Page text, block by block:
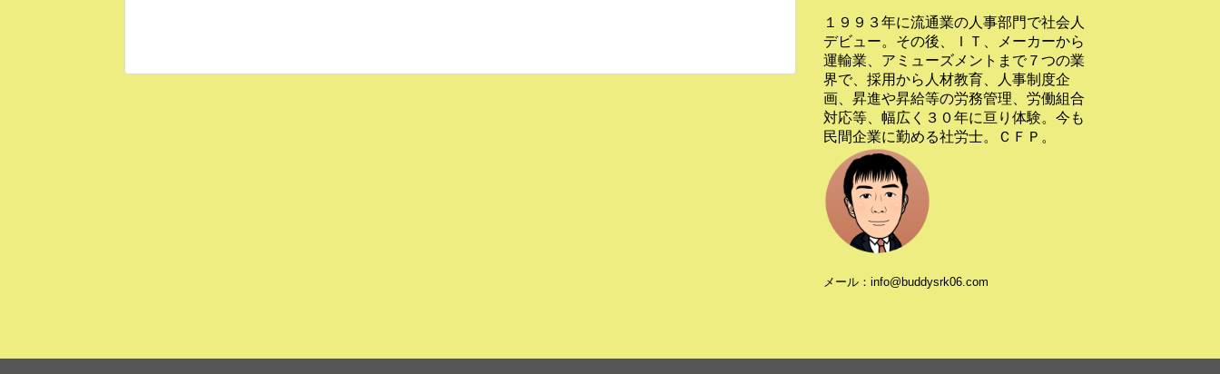
１９９３年に流通業の人事部門で社会人
デビュー。その後、ＩＴ、メーカーから
運輸業、アミューズメントまで７つの業
界で、採用から人材教育、人事制度企
画、昇進や昇給等の労務管理、労働組合
対応等、幅広く３０年に亘り体験。今も
民間企業に勤める社労士。ＣＦＰ。
メール：info@buddysrk06.com